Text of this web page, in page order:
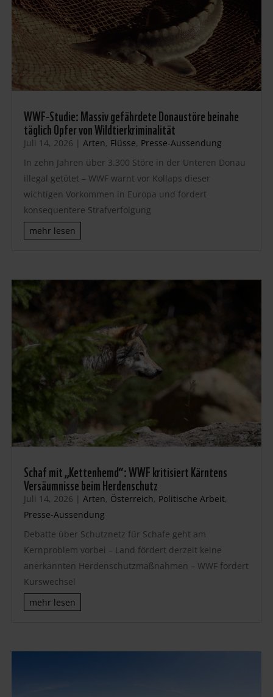
WWF-Studie: Massiv gefährdete Donaustöre beinahe
täglich Opfer von Wildtierkriminalität
Juli 14, 2026 | Arten, Flüsse, Presse-Aussendung
In zehn Jahren über 3.300 Störe in der Unteren Donau
illegal getötet – WWF warnt vor Kollaps dieser
wichtigen Vorkommen in Europa und fordert
konsequentere Strafverfolgung
mehr lesen
Schaf mit „Kettenhemd“: WWF kritisiert Kärntens
Versäumnisse beim Herdenschutz
Juli 14, 2026 | Arten, Österreich, Politische Arbeit,
Presse-Aussendung
Debatte über Schutznetz für Schafe geht am
Kernproblem vorbei – Land fördert derzeit keine
anerkannten Herdenschutzmaßnahmen – WWF fordert
Kurswechsel
mehr lesen